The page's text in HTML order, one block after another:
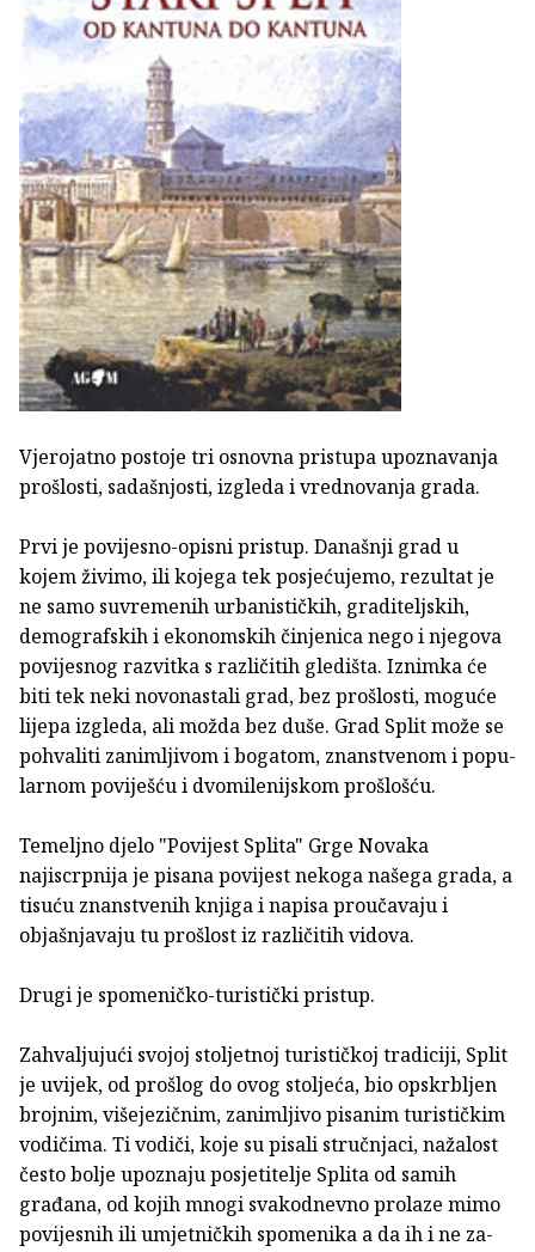
Vjerojatno postoje tri osnovna pristupa upoznavanja
prošlosti, sadašnjosti, izgleda i vrednovanja grada.
Prvi je povijesno-opisni pristup. Današnji grad u
kojem živimo, ili ko­jega tek posjećujemo, rezultat je
ne samo suvremenih urbanističkih, gra­diteljskih,
demografskih i ekonomskih činjenica nego i njegova
povijesnog razvitka s različitih gledišta. Iznimka će
biti tek neki novonastali grad, bez prošlosti, moguće
lijepa izgleda, ali možda bez duše. Grad Split može se
pohvaliti zanimljivom i bogatom, znanstvenom i popu­
larnom poviješću i dvomilenijskom prošlošću.
Temeljno djelo "Povijest Splita" Grge Novaka
najiscrpnija je pisana povijest nekoga našega grada, a
tisuću znanstvenih knjiga i napisa proučavaju i
objašnjavaju tu prošlost iz različitih vidova.
Drugi je spomeničko-turistički pristup.
Zahvaljujući svojoj stoljetnoj turističkoj tradiciji, Split
je uvijek, od prošlog do ovog stoljeća, bio opskrbljen
brojnim, višejezičnim, zanimljivo pisanim turističkim
vodičima. Ti vodiči, koje su pisali stručnjaci, nažalost
često bo­lje upoznaju posjetitelje Splita od samih
građana, od kojih mnogi svakod­nevno prolaze mimo
povijesnih ili umjetničkih spomenika a da ih i ne za­